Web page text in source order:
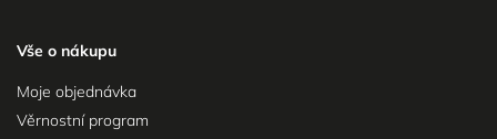
Vše o nákupu
Moje objednávka
Věrnostní program